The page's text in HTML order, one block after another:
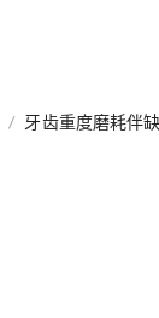
/ 牙齿重度磨耗伴